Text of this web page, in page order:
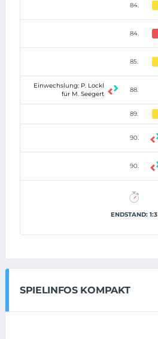
84.
84.
85.
Einwechslung: P. Lockl
für M. Seegert
88.
89.
90.
90.
ENDSTAND: 1:3
SPIELINFOS KOMPAKT